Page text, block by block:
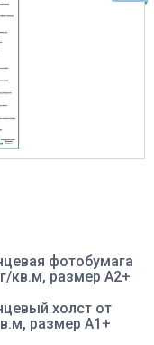
фотобумага
кв.м, размер A2+
холст от
размер A1+